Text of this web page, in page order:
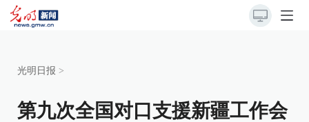
光明日报 >
第九次全国对口支援新疆工作会